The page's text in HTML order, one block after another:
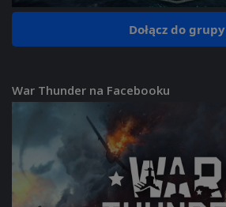
Dołącz do grupy
War Thunder na Facebooku